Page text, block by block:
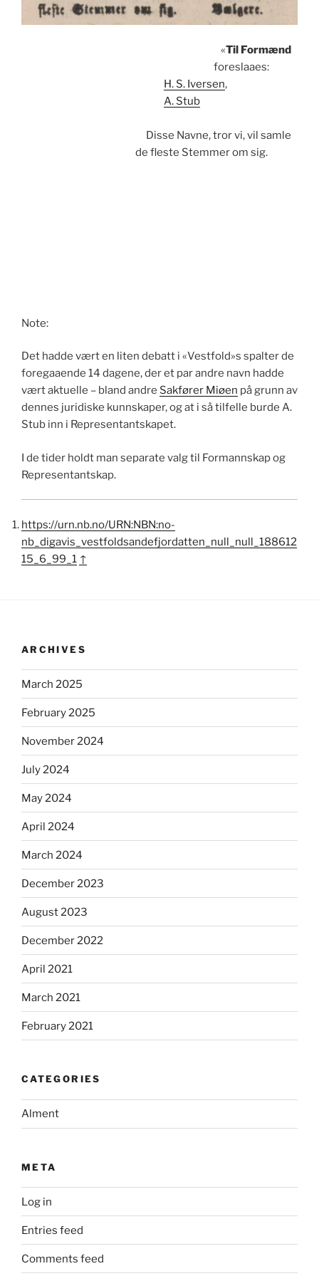
«Til Formænd
foreslaaes:
H. S. Iversen,
A. Stub
Disse Navne, tror vi, vil samle
de fleste Stemmer om sig.
Note:
Det hadde vært en liten debatt i «Vestfold»s spalter de
foregaaende 14 dagene, der et par andre navn hadde
vært aktuelle – bland andre Sakfører Miøen på grunn av
dennes juridiske kunnskaper, og at i så tilfelle burde A.
Stub inn i Representantskapet.
I de tider holdt man separate valg til Formannskap og
Representantskap.
https://urn.nb.no/URN:NBN:no-
nb_digavis_vestfoldsandefjordatten_null_null_188612
15_6_99_1 ↑
ARCHIVES
March 2025
February 2025
November 2024
July 2024
May 2024
April 2024
March 2024
December 2023
August 2023
December 2022
April 2021
March 2021
February 2021
CATEGORIES
Alment
META
Log in
Entries feed
Comments feed